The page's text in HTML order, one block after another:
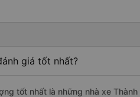
giá tốt nhất?
tốt nhất là những nhà xe Thành